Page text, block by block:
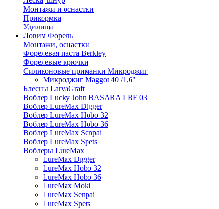
Монтажи и оснастки
Прикормка
Удилища
Ловим Форель
Монтажи, оснастки
Форелевая паста Berkley
Форелевые крючки
Силиконовые приманки Микроджиг
Микроджиг Maggot 40 /1,6"
Блесны LarvaGraft
Воблер Lucky John BASARA LBF 03
Воблер LureMax Digger
Воблер LureMax Hobo 32
Воблер LureMax Hobo 36
Воблер LureMax Senpai
Воблер LureMax Spets
Воблеры LureMax
LureMax Digger
LureMax Hobo 32
LureMax Hobo 36
LureMax Moki
LureMax Senpai
LureMax Spets